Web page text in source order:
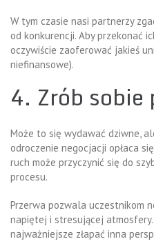
W tym czasie nasi partnerzy
od konkurencji. Aby przekonać
oczywiście zaoferować jakieś
niefinansowe).
4. Zrób sobie
Może to się wydawać dziwne,
odroczenie negocjacji opłaca
ruch może przyczynić się do
procesu.
Przerwa pozwala uczestnikom
napiętej i stresującej
najważniejsze złapać inna